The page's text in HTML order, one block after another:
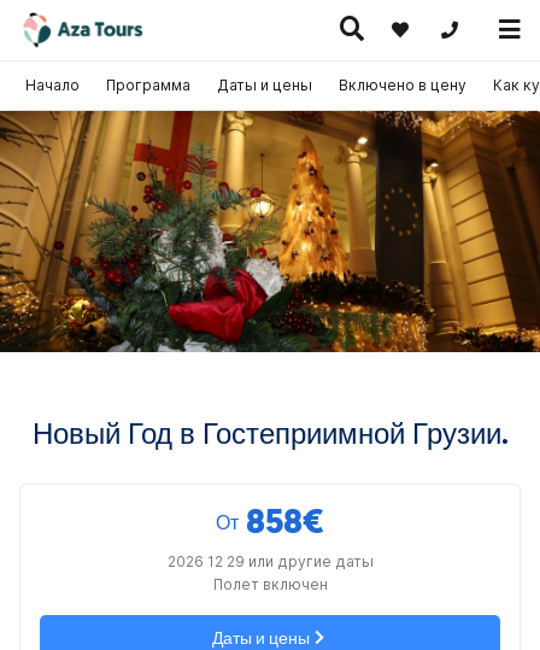
+371
Путешествие
по Европе
(на
самолете)
Круизы
предложения
Новый Год в Гостеприимной Грузии.
Начало Программа Даты и цены Включено в цену Как
От 858€
2026 12 29 или другие даты
Полет включен
Даты и цены